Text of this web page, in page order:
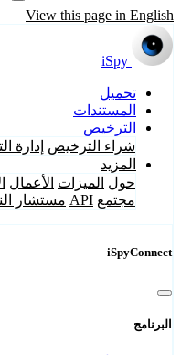
View this page in English
iSpy
تحميل
المستندات
الترخيص
شراء الترخيص إدارة
المزيد
حول الميزات الأعمال
مجتمع API مستشار
iSpyConnect
البرنامج